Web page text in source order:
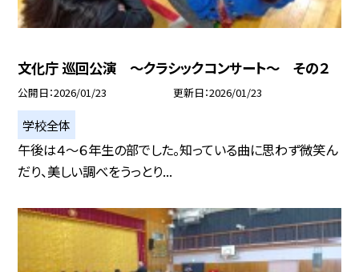
文化庁 巡回公演 ～クラシックコンサート～ その２
公開日 2026/01/23 更新日 2026/01/23
学校全体
午後は４～６年生の部でした。知っている曲に思わず微笑ん
だり、美しい調べをうっとり...